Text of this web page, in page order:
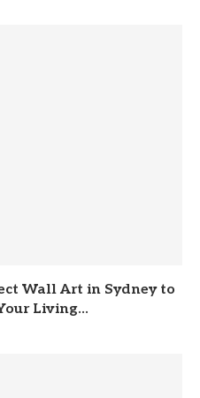
Wall Art in Sydney to
Living...